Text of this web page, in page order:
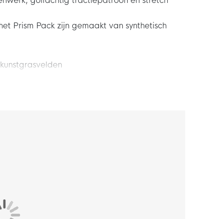
Prism Pack zijn gemaakt van synthetisch